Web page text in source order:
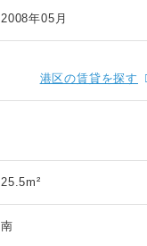
2008年05月
港区の賃貸を探す
25.5m²
南